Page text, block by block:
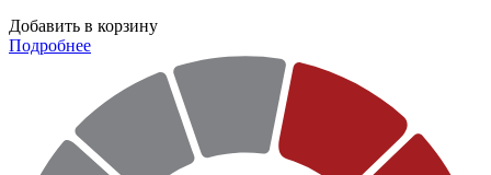
Добавить в корзину
Подробнее